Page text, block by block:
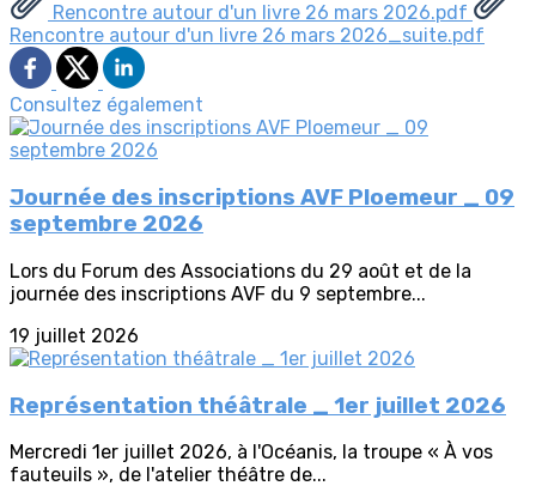
Rencontre autour d'un livre 26 mars 2026.pdf
Rencontre autour d'un livre 26 mars 2026_suite.pdf
Consultez également
Journée des inscriptions AVF Ploemeur _ 09
septembre 2026
Lors du Forum des Associations du 29 août et de la
journée des inscriptions AVF du 9 septembre...
19 juillet 2026
Représentation théâtrale _ 1er juillet 2026
Mercredi 1er juillet 2026, à l'Océanis, la troupe « À vos
fauteuils », de l'atelier théâtre de...